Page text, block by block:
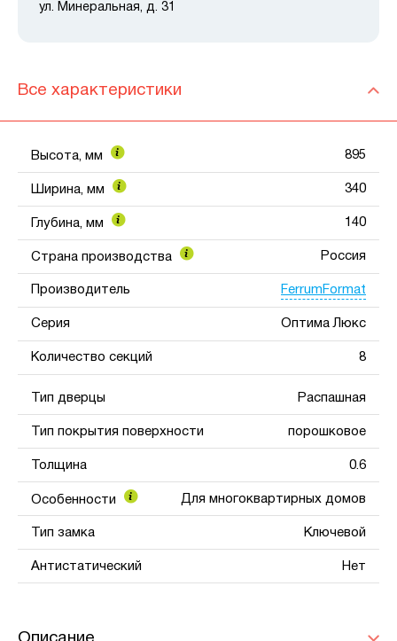
ул. Минеральная, д. 31
Все характеристики
Высота, мм 895
Ширина, мм 340
Глубина, мм 140
Страна производства Россия
Производитель FerrumFormat
Серия Оптима Люкс
Количество секций 8
Тип дверцы Распашная
Тип покрытия поверхности порошковое
Толщина 0.6
Особенности Для многоквартирных домов
Тип замка Ключевой
Антистатический Нет